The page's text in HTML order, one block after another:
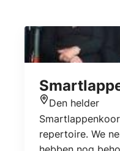
Den helder
repertoire. We